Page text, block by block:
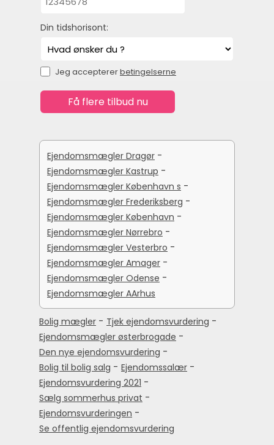
Din tidshorisont:
Jeg acceptererbetingelserne
Ejendomsmægler Dragør -
Ejendomsmægler Kastrup -
Ejendomsmægler København s -
Ejendomsmægler Frederiksberg -
Ejendomsmægler København -
Ejendomsmægler Nørrebro -
Ejendomsmægler Vesterbro -
Ejendomsmægler Amager -
Ejendomsmægler Odense -
Ejendomsmægler AArhus
Bolig mægler - Tjek ejendomsvurdering -
Ejendomsmægler østerbrogade -
Den nye ejendomsvurdering -
Bolig til bolig salg - Ejendomssalær -
Ejendomsvurdering 2021 -
Sælg sommerhus privat -
Ejendomsvurderingen -
Se offentlig ejendomsvurdering